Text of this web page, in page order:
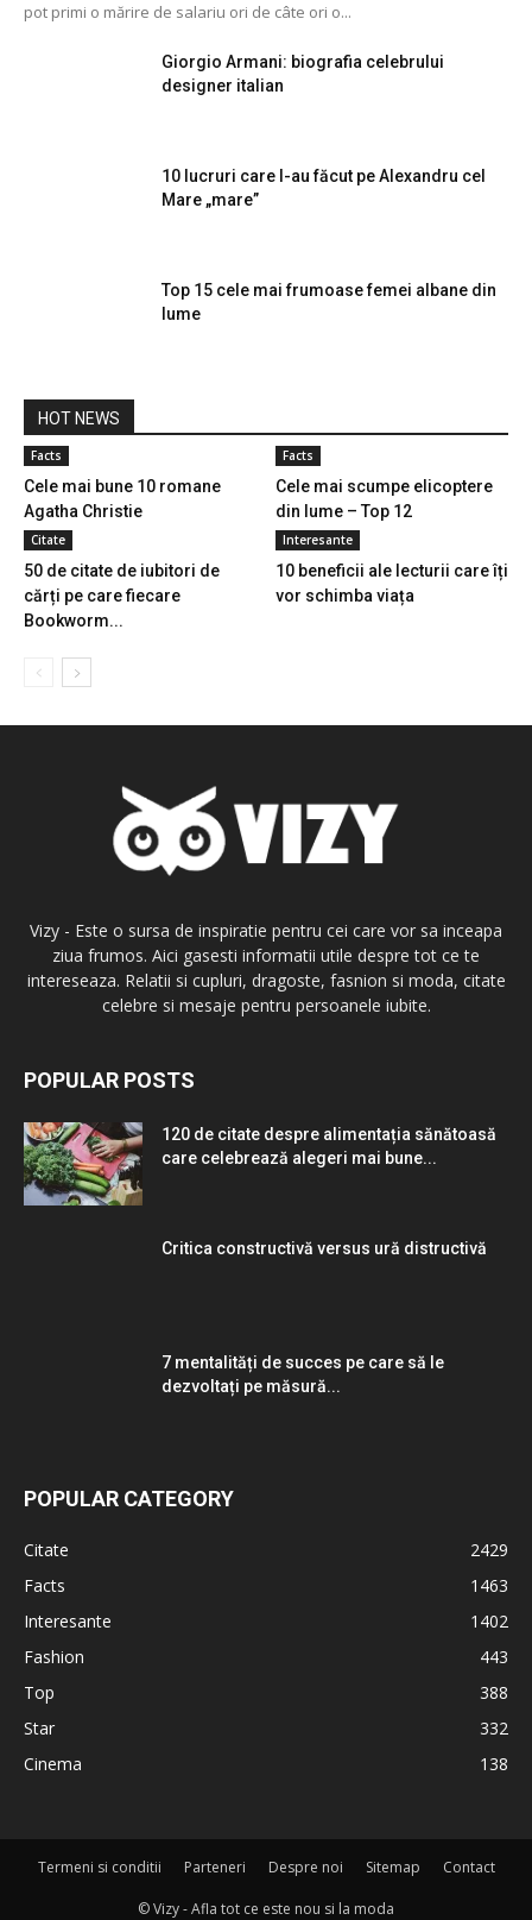
pot primi o mărire de salariu ori de câte ori o...
Giorgio Armani: biografia celebrului
designer italian
10 lucruri care l-au făcut pe Alexandru cel
Mare „mare”
Top 15 cele mai frumoase femei albane din
lume
HOT NEWS
Facts
Cele mai bune 10 romane
Agatha Christie
Facts
Cele mai scumpe elicoptere
din lume – Top 12
Citate
50 de citate de iubitori de
cărți pe care fiecare
Bookworm...
Interesante
10 beneficii ale lecturii care îți
vor schimba viața
Vizy - Este o sursa de inspiratie pentru cei care vor sa inceapa
ziua frumos. Aici gasesti informatii utile despre tot ce te
intereseaza. Relatii si cupluri, dragoste, fasnion si moda, citate
celebre si mesaje pentru persoanele iubite.
POPULAR POSTS
120 de citate despre alimentația sănătoasă
care celebrează alegeri mai bune...
Critica constructivă versus ură distructivă
7 mentalități de succes pe care să le
dezvoltați pe măsură...
POPULAR CATEGORY
Citate
2429
Facts
1463
Interesante
1402
Fashion
443
Top
388
Star
332
Cinema
138
Termeni si conditii Parteneri Despre noi Sitemap Contact
© Vizy - Afla tot ce este nou si la moda